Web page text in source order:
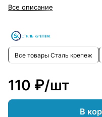
Все описание
Все товары Сталь крепеж
110 ₽/шт
В